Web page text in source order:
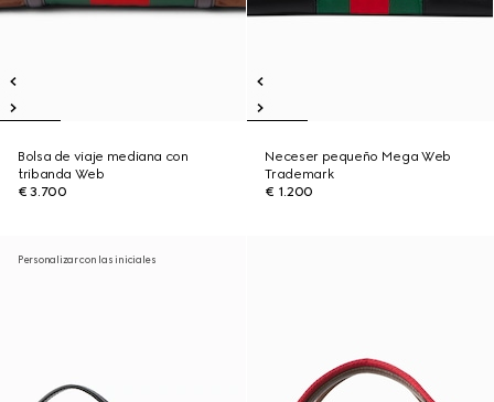
Bolsa de viaje mediana con
tribanda Web
€ 3.700
Neceser pequeño Mega Web
Trademark
€ 1.200
Personalizar con las iniciales